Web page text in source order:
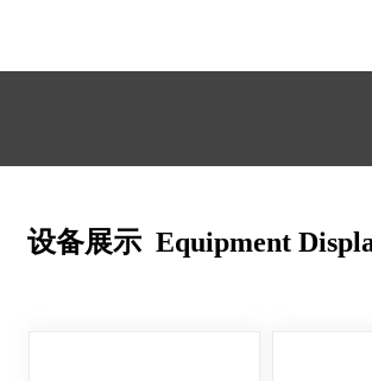
设备展示 Equipment